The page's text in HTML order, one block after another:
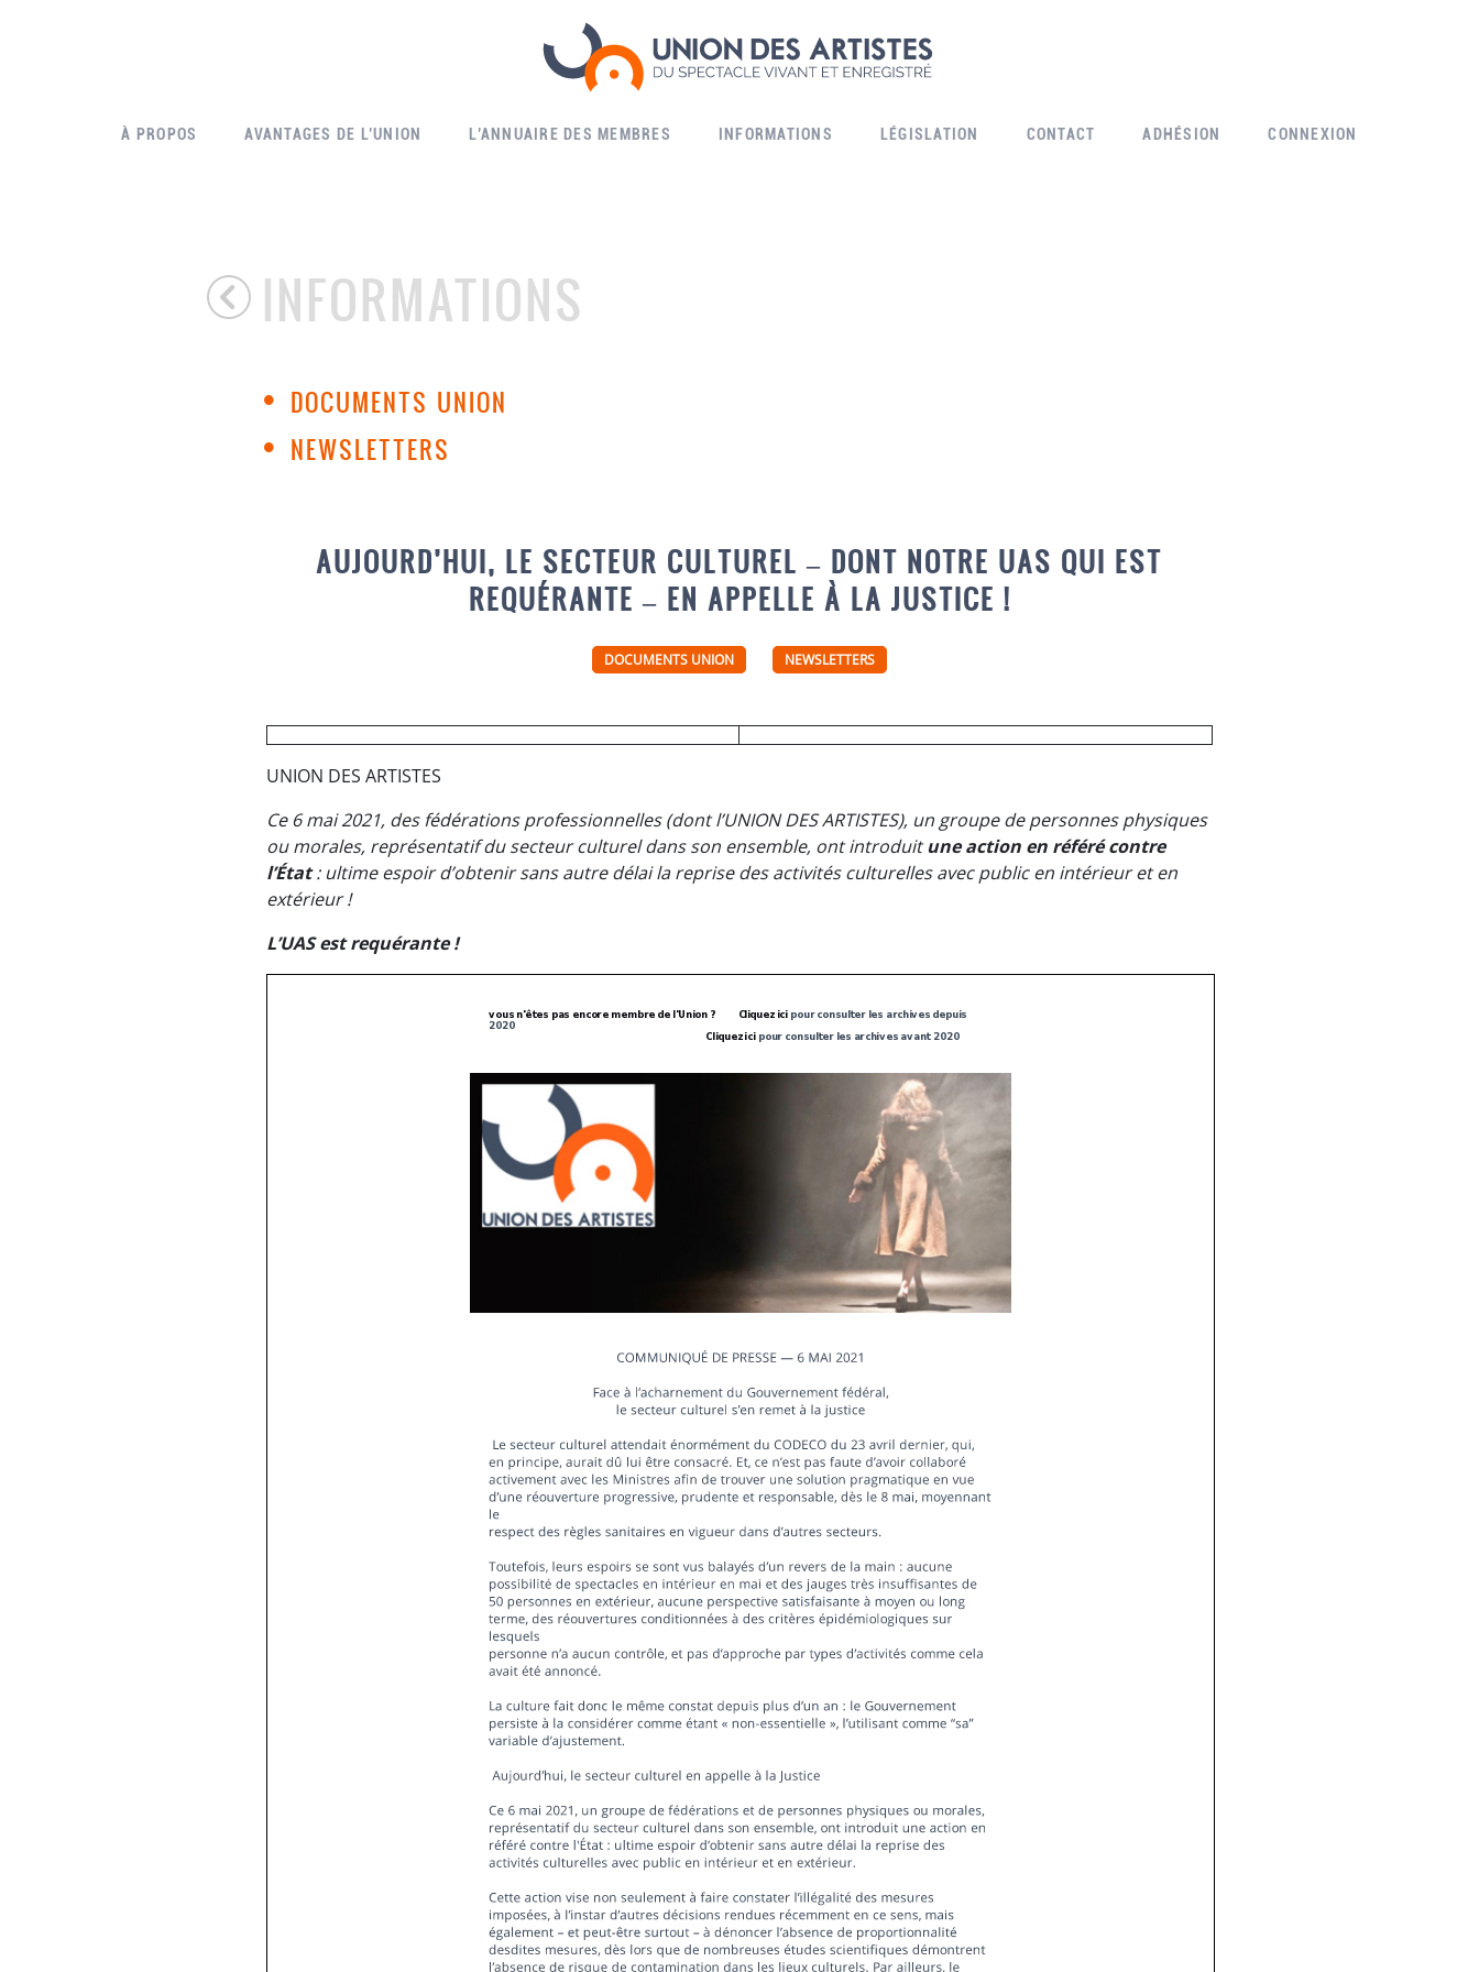
À PROPOS AVANTAGES DE L’UNION L’ANNUAIRE DES MEMBRES INFORMATIONS LÉGISLATION CONTACT ADHÉSION CONNEXION
INFORMATIONS
• DOCUMENTS UNION
• NEWSLETTERS
AUJOURD’HUI, LE SECTEUR CULTUREL – DONT NOTRE UAS QUI EST
REQUÉRANTE – EN APPELLE À LA JUSTICE !
DOCUMENTS UNION NEWSLETTERS
UNION DES ARTISTES
Ce 6 mai 2021, des fédérations professionnelles (dont l’UNION DES ARTISTES), un groupede personnes physiques
ou morales, représentatif du secteur culturel dans son ensemble, ont introduitune action en référé contre
l’État: ultime espoir d’obtenir sans autre délai la reprise des activités culturelles avec public en intérieur et en
extérieur !
L’UAS est requérante !
vous n'êtes pas encore membre de l'Union ? Cliquez icipour consulter les archives depuis
2020
Cliquez icipour consulter les archives avant 2020